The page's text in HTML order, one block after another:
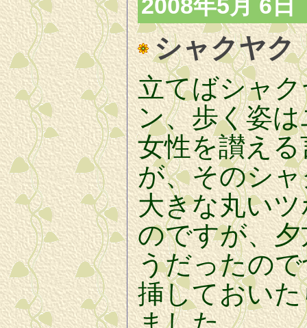
2008年5月 6日
シャクヤク
立てばシャ
ン、歩く姿
女性を讃え
が、そのシ
大きな丸い
のですが、
うだったの
挿しておい